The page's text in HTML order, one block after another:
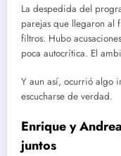
La despedida del
parejas que llegaron al
filtros. Hubo
poca autocrítica. El
Y aun así, ocurrió algo
escucharse de verdad.
Enrique y
juntos